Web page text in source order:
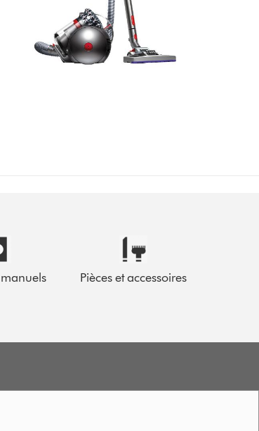
Pièces et accessoires